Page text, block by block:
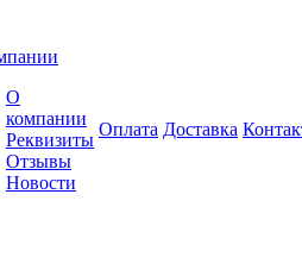
О
компании
Реквизиты
Отзывы
Новости
Оплата Доставка